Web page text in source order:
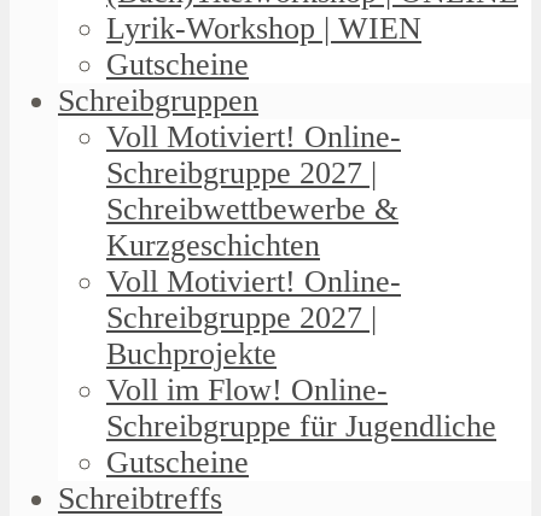
Lyrik-Workshop | WIEN
Gutscheine
Schreibgruppen
Voll Motiviert! Online-
Schreibgruppe 2027 |
Schreibwettbewerbe &
Kurzgeschichten
Voll Motiviert! Online-
Schreibgruppe 2027 |
Buchprojekte
Voll im Flow! Online-
Schreibgruppe für Jugendliche
Gutscheine
Schreibtreffs